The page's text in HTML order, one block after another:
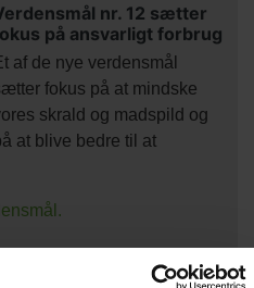
nr. 12 sætter
på ansvarligt forbrug
af de nye verdensmål
fokus på at mindske
skrald og madspild og
at blive bedre til at